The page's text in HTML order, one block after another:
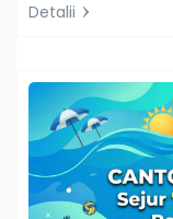
Detalii